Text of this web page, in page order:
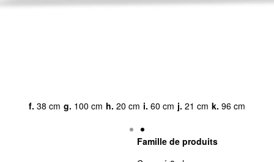
a. 240 cm b. 105 cm c.61 cm d.40 cm e.18 cm
Famille de produits